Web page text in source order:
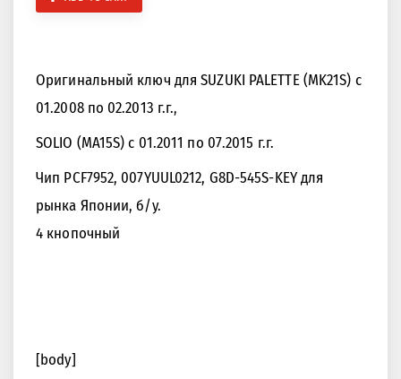
Оригинальный ключ для SUZUKI PALETTE (MK21S) с
01.2008 по 02.2013 г.г.,
SOLIO (MA15S) с 01.2011 по 07.2015 г.г.
Чип PCF7952, 007YUUL0212, G8D-545S-KEY для
рынка Японии, б/у.
4 кнопочный
[body]